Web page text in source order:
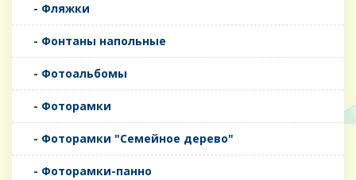
- Фляжки
- Фонтаны напольные
- Фотоальбомы
- Фоторамки
- Фоторамки "Семейное дерево"
- Фоторамки-панно